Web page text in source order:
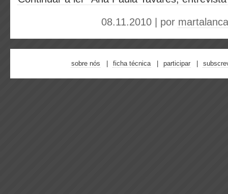
08.11.2010 | por martalanca
sobre nós ficha técnica participar